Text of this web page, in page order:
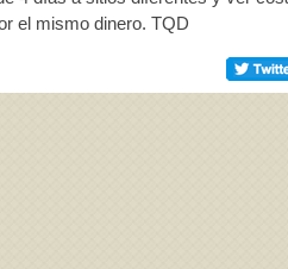
el mismo dinero. TQD